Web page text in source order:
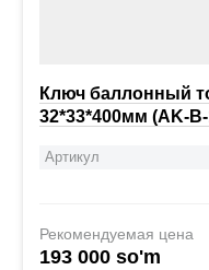
Ключ баллонный
32*33*400мм (AK-
Артикул
Рекомендуемая цена
193 000 so'm